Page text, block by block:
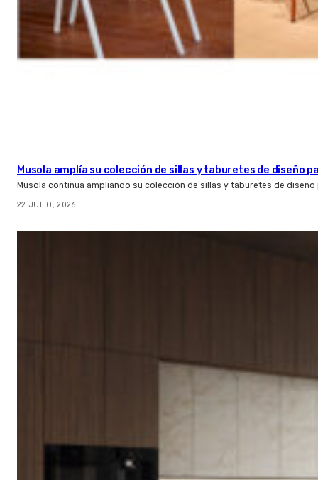
Musola amplía su colección de sillas y taburetes de diseño
Musola continúa ampliando su colección de sillas y taburetes de
22 JULIO, 2026